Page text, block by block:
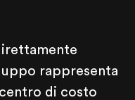
rappresenta
di costo